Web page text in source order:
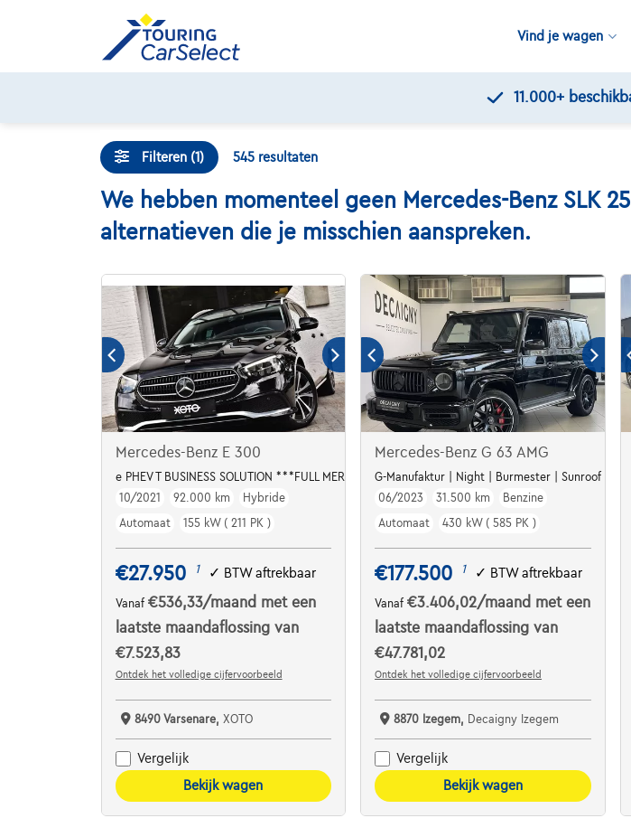
Vind je wagen
11.000+
Filteren (1) 545 resultaten
We hebben momenteel geen Mercedes-Benz SLK
alternatieven die je misschien aanspreken.
Mercedes-Benz E 300
e PHEV T BUSINESS SOLUTION ***FULL MERCEDES HISTORY / VAT REFUNDABLE***
10/2021
92.000 km
Hybride
Automaat
155 kW ( 211 PK )
€27.950 1 ✓ BTW aftrekbaar
Vanaf €536,33/maand met een
laatste maandaflossing van
€7.523,83
Ontdek het volledige cijfervoorbeeld
8490 Varsenare, XOTO
Vergelijk
Bekijk wagen
Mercedes-Benz G 63 AMG
G-Manufaktur | Night | Burmester | Sunroof |
06/2023
31.500 km
Benzine
Automaat
430 kW ( 585 PK )
€177.500 1 ✓ BTW aftrekbaar
Vanaf€3.406,02/maand met een
laatste maandaflossing van
€47.781,02
Ontdek het volledige cijfervoorbeeld
8870 Izegem, Decaigny Izegem
Vergelijk
Bekijk wagen